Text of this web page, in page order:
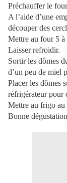
Préchauffer le
A l’aide d’une
découper des
Mettre au four 5 à
Laisser refroidir.
Sortir les dômes
d’un peu de miel
Placer les dômes
réfrigérateur pour
Mettre au frigo au
Bonne